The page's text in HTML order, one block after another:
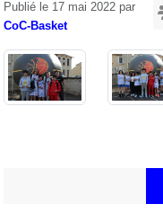
Publié le 17 mai 2022 par
CoC-Basket